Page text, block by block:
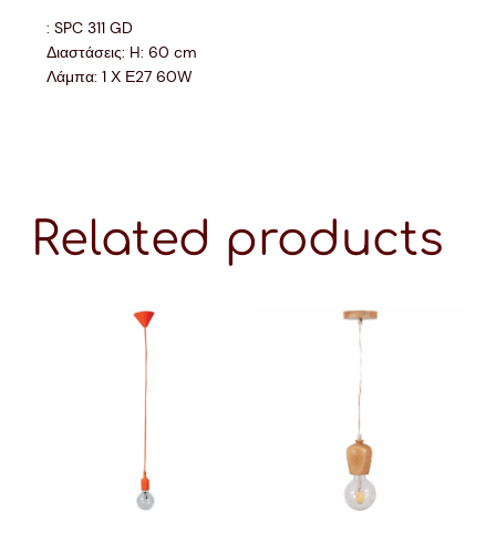
: SPC 311 GD
Διαστάσεις: H: 60 cm
Λάμπα: 1 Χ Ε27 60W
Related products